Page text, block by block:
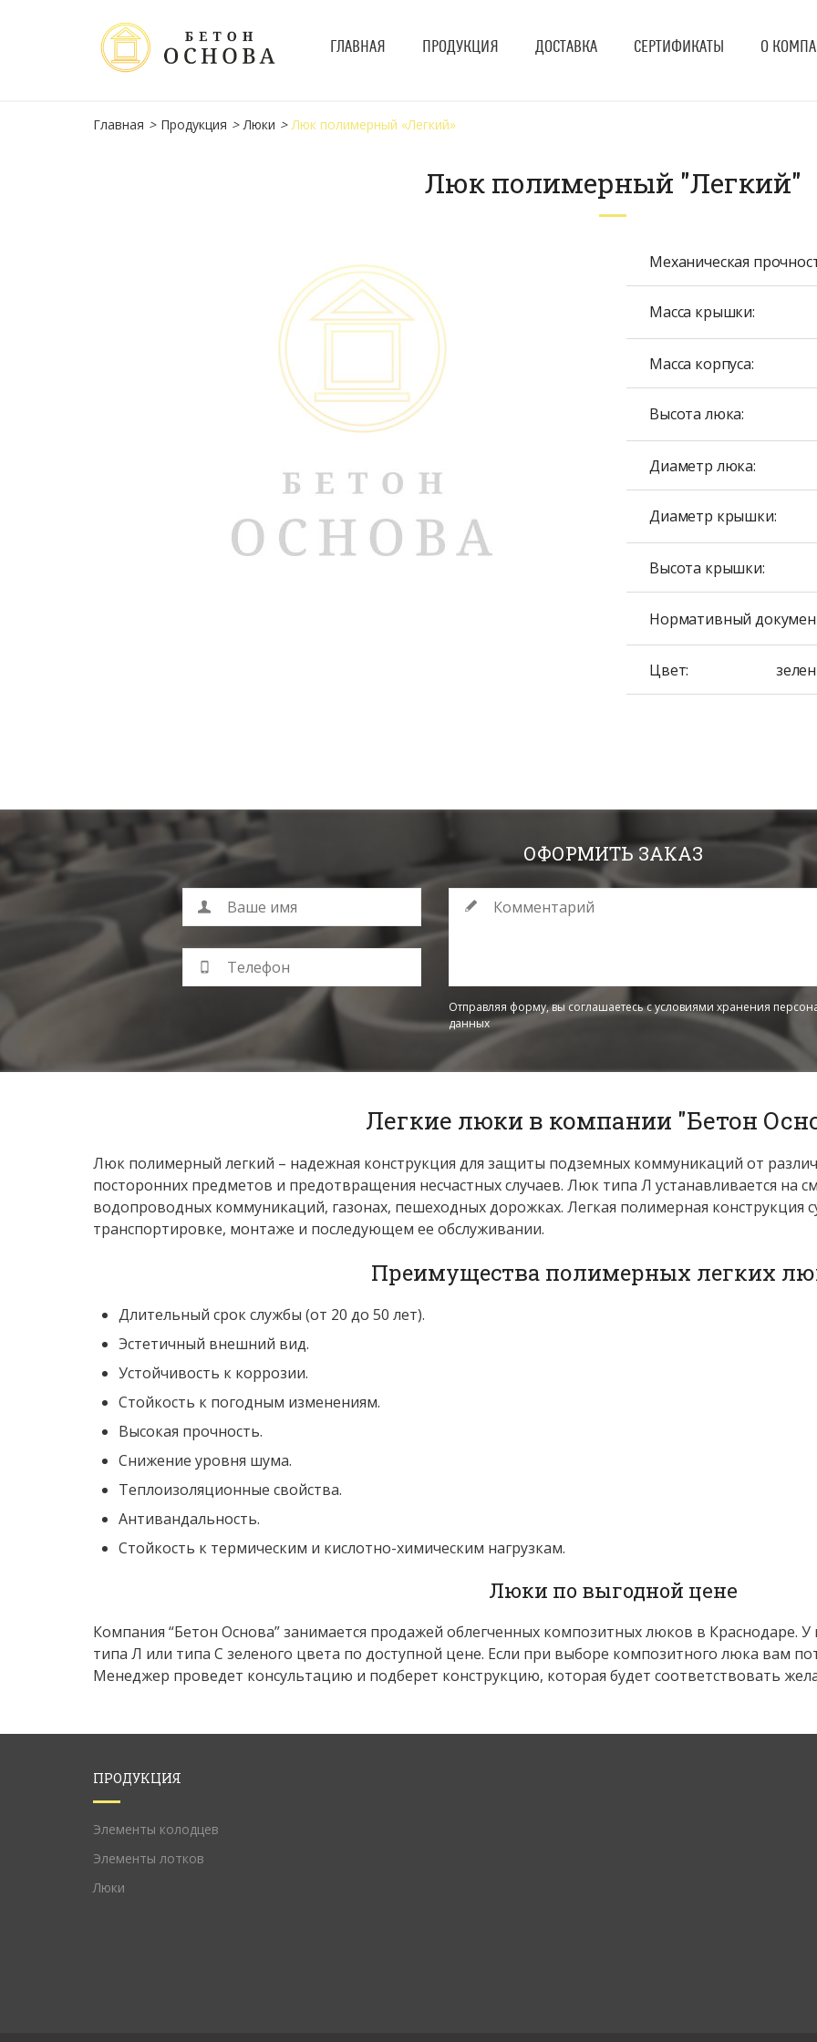
ГЛАВНАЯ ПРОДУКЦИЯ ДОСТАВКА СЕРТИФИКАТЫ О
Главная > Продукция > Люки > Люк полимерный «Легкий»
Люк полимерный "Легкий"
Механическая
Масса крышки:
Масса корпуса:
Высота люка:
Диаметр люка:
Диаметр крышки:
Высота крышки:
Нормативный
Цвет:
ОФОРМИТЬ ЗАКАЗ
Отправляя форму, вы соглашаетесьс условиями хранения
данных
Легкие люки в компании "Бетон
Люк полимерный легкий – надежная конструкция для защиты подземных коммуникаций от
посторонних предметов и предотвращения несчастных случаев. Люк типа Л устанавливается на
водопроводных коммуникаций, газонах, пешеходных дорожках. Легкая полимерная конструкция
транспортировке, монтаже и последующем ее обслуживании.
Преимущества полимерных легких
Длительный срок службы (от 20 до 50 лет).
Эстетичный внешний вид.
Устойчивость к коррозии.
Стойкость к погодным изменениям.
Высокая прочность.
Снижение уровня шума.
Теплоизоляционные свойства.
Антивандальность.
Стойкость к термическим и кислотно-химическим нагрузкам.
Люки по выгодной цене
Компания “Бетон Основа” занимается продажей облегченных композитных люков в Краснодаре.
типа Л или типа С зеленого цвета по доступной цене. Если при выборе композитного люка вам
Менеджер проведет консультацию и подберет конструкцию, которая будет соответствовать
ПРОДУКЦИЯ
Элементы колодцев
Элементы лотков
Люки